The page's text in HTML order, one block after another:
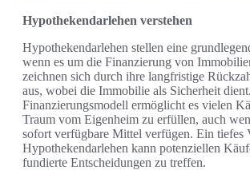
Hypothekendarlehen verstehen
Hypothekendarlehen stellen eine
wenn es um die Finanzierung von
zeichnen sich durch ihre langfristige
aus, wobei die Immobilie als Sicherheit
Finanzierungsmodell ermöglicht es vielen
Traum vom Eigenheim zu erfüllen, auch
sofort verfügbare Mittel verfügen. Ein tiefes
Hypothekendarlehen kann potenziellen
fundierte Entscheidungen zu treffen.